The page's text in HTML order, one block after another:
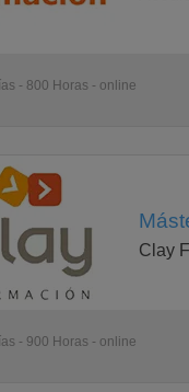
- 800 Horas - online
Clay
- 900 Horas - online